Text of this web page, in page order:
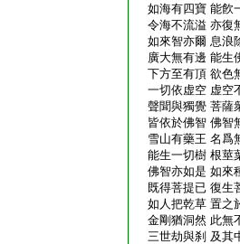
如海有四寶 能飮
令海不流溢 亦復
如來智亦爾 息浪
廣大無有邊 能生
下方至有頂 欲色
一切依虚空 虚空
聲聞與獨覺 菩薩
皆依於佛智 佛智
雪山有藥王 名爲
能生一切樹 根莖
佛智亦如是 如來
既得菩提已 復生
如人把乾草 置之
金剛猶洞然 此無
三世劫與刹 及其